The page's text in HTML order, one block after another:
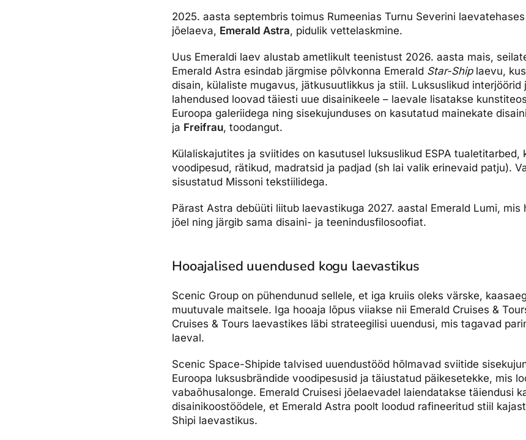
2025. aasta septembris toimus Rumeenias Turnu Severini
jõelaeva, Emerald Astra, pidulik vettelaskmine.
Uus Emeraldi laev alustab ametlikult teenistust 2026. aasta mais,
Emerald Astra esindab järgmise põlvkonna Emerald Star-Shiplaevu,
disain, külaliste mugavus, jätkusuutlikkus ja stiil. Luksuslikud interjöörid
lahendused loovad täiesti uue disainikeele – laevale lisatakse
Euroopa galeriidega ning sisekujunduses on kasutatud mainekate
ja Freifrau, toodangut.
Külaliskajutites ja sviitides on kasutusel luksuslikud ESPA tualetitarbed,
voodipesud, rätikud, madratsid ja padjad (sh lai valik erinevaid patju).
sisustatud Missoni tekstiilidega.
Pärast Astra debüüti liitub laevastikuga 2027. aastal Emerald Lumi, mis
jõel ning järgib sama disaini- ja teenindusfilosoofiat.
Hooajalised uuendused kogu laevastikus
Scenic Group on pühendunud sellele, et iga kruiis oleks värske,
muutuvale maitsele. Iga hooaja lõpus viiakse nii Emerald Cruises &
Cruises & Tours laevastikes läbi strateegilisi uuendusi, mis tagavad
laeval.
Scenic Space-Shipide talvised uuendustööd hõlmavad sviitide
Euroopa luksusbrändide voodipesusid ja täiustatud päikesetekke, mis
vabaõhusalonge. Emerald Cruisesi jõelaevadel laiendatakse täiendusi
disainikoostöödele, et Emerald Astra poolt loodud rafineeritud stiil
Shipi laevastikus.